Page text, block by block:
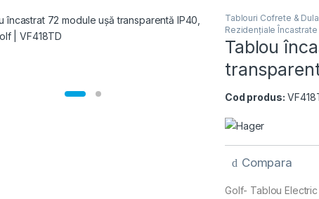
Tablouri Cofrete &
Rezidențiale Încastrate
Tablou
Cod produs:
Compara
Golf- Tablou